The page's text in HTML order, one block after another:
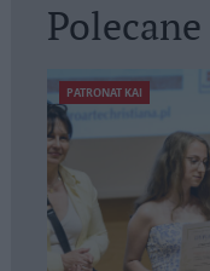
Polecane
PATRONAT KAI